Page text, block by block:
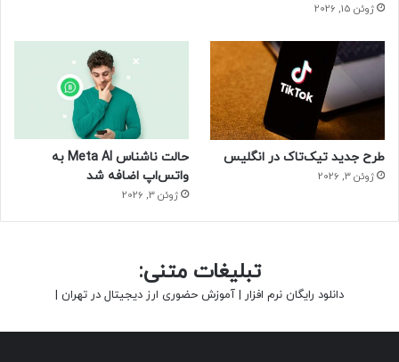
ژوئن 15, 2026
طرح جدید تیک‌تاک در انگلیس
ژوئن 3, 2026
حالت ناشناس Meta AI به
واتس‌اپ اضافه شد
ژوئن 3, 2026
تبلیغات متنی:
دانلود رایگان نرم افزار | آموزش حضوری ارز دیجیتال در تهران |